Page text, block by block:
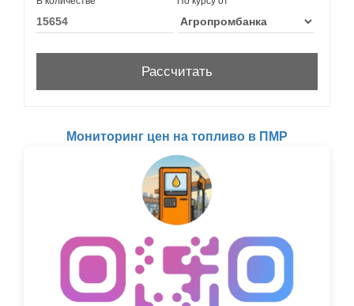
Мониторинг цен на топливо в ПМР